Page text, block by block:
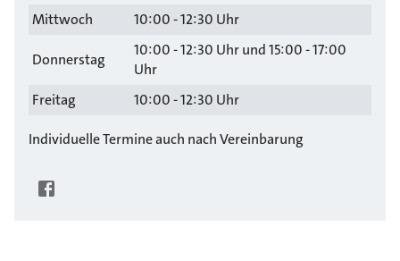
Mittwoch
10:00 - 12:30 Uhr
Donnerstag
10:00 - 12:30 Uhr und 15:00 - 17:00
Uhr
Freitag
10:00 - 12:30 Uhr
Individuelle Termine auch nach Vereinbarung